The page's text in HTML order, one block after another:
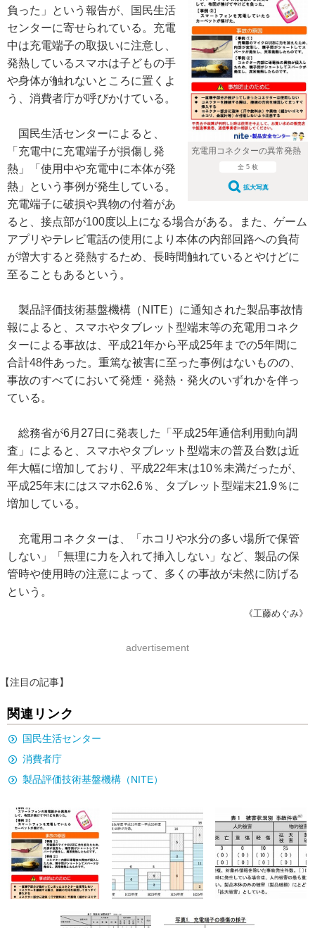
充電用コネクターの異常発熱
全 5 枚
拡大写真
負った」という報告が、国民生活
センターに寄せられている。充電
中は充電端子の取扱いに注意し、
発熱しているスマホは子どもの手
や身体が触れないところに置くよ
う、消費者庁が呼びかけている。
国民生活センターによると、
「充電中に充電端子が損傷し発
熱」「使用中や充電中に本体が発
熱」という事例が発生している。
充電端子に破損や異物の付着があ
ると、接点部が100度以上になる場合がある。また、ゲーム
アプリやテレビ電話の使用により本体の内部回路への負荷
が増大すると発熱するため、長時間触れているとやけどに
至ることもあるという。
製品評価技術基盤機構（NITE）に通知された製品事故情
報によると、スマホやタブレット型端末等の充電用コネク
ターによる事故は、平成21年から平成25年までの5年間に
合計48件あった。重篤な被害に至った事例はないものの、
事故のすべてにおいて発煙・発熱・発火のいずれかを伴っ
ている。
総務省が6月27日に発表した「平成25年通信利用動向調
査」によると、スマホやタブレット型端末の普及台数は近
年大幅に増加しており、平成22年末は10％未満だったが、
平成25年末にはスマホ62.6％、タブレット型端末21.9％に
増加している。
充電用コネクターは、「ホコリや水分の多い場所で保管
しない」「無理に力を入れて挿入しない」など、製品の保
管時や使用時の注意によって、多くの事故が未然に防げる
という。
《工藤めぐみ》
advertisement
【注目の記事】
関連リンク
国民生活センター
消費者庁
製品評価技術基盤機構（NITE）